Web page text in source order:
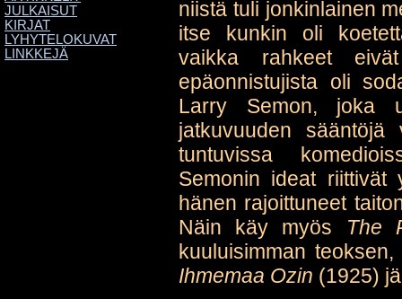
JULKAISUT
KIRJAT
LYHYTELOKUVAT
LINKKEJÄ
niistä tuli jonkinlainen
itse kunkin oli
vaikka rahkeet
epäonnistujista oli
Larry Semon, joka
jatkuvuuden sääntöjä
tuntuvissa
Semonin ideat riittivät
hänen rajoittuneet
Näin käy myös The
kuuluisimman
Ihmemaa Ozin (1925)